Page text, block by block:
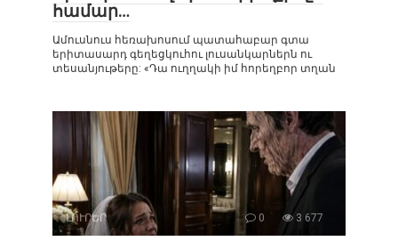
համար…
Ամուսնուս հեռախոսում պատահաբար գտա
երիտասարդ գեղեցկուհու լուսանկարներն ու
տեսանյութերը: «Դա ուղղակի իմ հորեղբոր տղան
ԼՈՒՐԵՐ 0 3 677